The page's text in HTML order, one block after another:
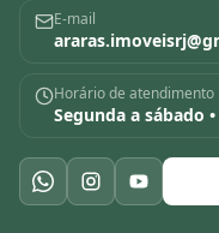
E-mail
Horário de atendimento
Segunda a sábado